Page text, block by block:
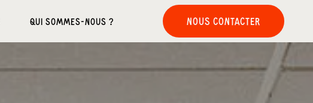
QUI SOMMES-NOUS ? NOUS CONTACTER